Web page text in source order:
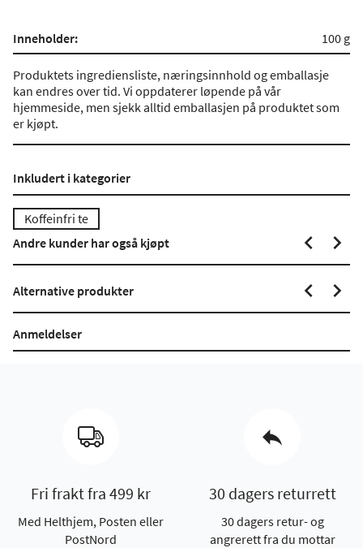
Inneholder: 100 g
Produktets ingrediensliste, næringsinnhold og emballasje
kan endres over tid. Vi oppdaterer løpende på vår
hjemmeside, men sjekk alltid emballasjen på produktet som
er kjøpt.
Inkludert i kategorier
Koffeinfri te
Andre kunder har også kjøpt
Alternative produkter
Anmeldelser
Fri frakt fra 499 kr
Med Helthjem, Posten eller
PostNord
30 dagers returrett
30 dagers retur- og
angrerett fra du mottar